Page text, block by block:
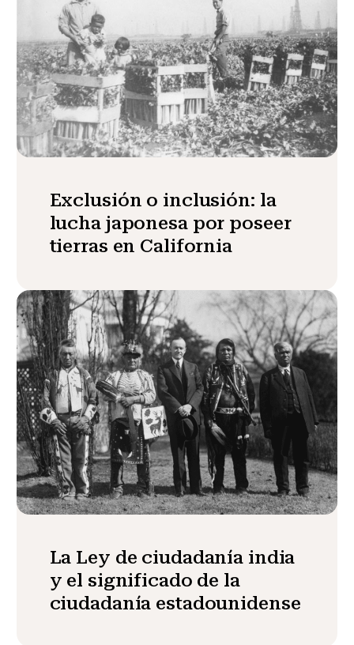
Exclusión o inclusión: la
lucha japonesa por poseer
tierras en California
La Ley de ciudadanía india
y el significado de la
ciudadanía estadounidense